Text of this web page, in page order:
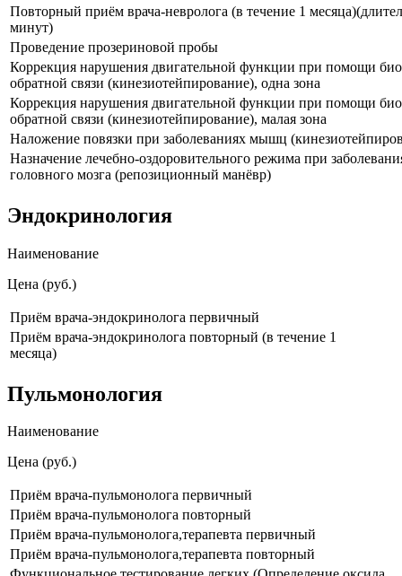
Повторный приём врача-невролога (в течение 1
минут)
Проведение прозериновой пробы
Коррекция нарушения двигательной функции при помощи
обратной связи (кинезиотейпирование), одна зона
Коррекция нарушения двигательной функции при помощи
обратной связи (кинезиотейпирование), малая зона
Наложение повязки при заболеваниях мышц
Назначение лечебно-оздоровительного режима при
головного мозга (репозиционный манёвр)
Эндокринология
Наименование
Цена (руб.)
Приём врача-эндокринолога первичный
Приём врача-эндокринолога повторный (в течение 1
месяца)
Пульмонология
Наименование
Цена (руб.)
Приём врача-пульмонолога первичный
Приём врача-пульмонолога повторный
Приём врача-пульмонолога,терапевта первичный
Приём врача-пульмонолога,терапевта повторный